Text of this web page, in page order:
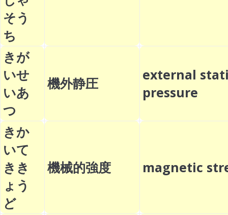
そう
ち
きが
いせ
いあ
つ
機外静圧
external
pressure
きか
いて
きき
ょう
ど
機械的強度 magnetic